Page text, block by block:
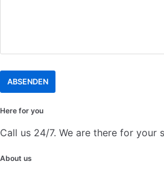
ABSENDEN
Here for you
Call us 24/7. We are there for your
About us